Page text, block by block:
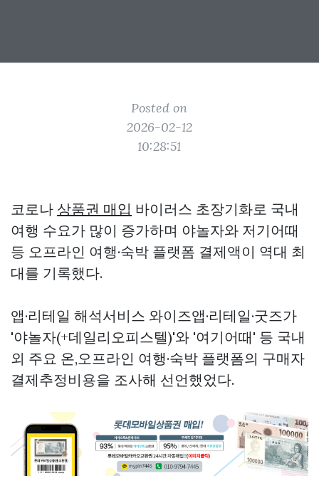
Posted on
2026-02-12
10:28:51
코로나 상품권 매입 바이러스 초장기화로 국내
여행 수요가 많이 증가하며 야놀자와 저기어때
등 오프라인 여행·숙박 플랫폼 결제액이 역대 최
대를 기록했다.
앱·리테일 해석서비스 와이즈앱·리테일·굿즈가
'야놀자(+데일리오피스텔)'와 '여기어때' 등 국내
외 주요 온,오프라인 여행·숙박 플랫폼의 구매자
결제추정비용을 조사해 선언했었다.